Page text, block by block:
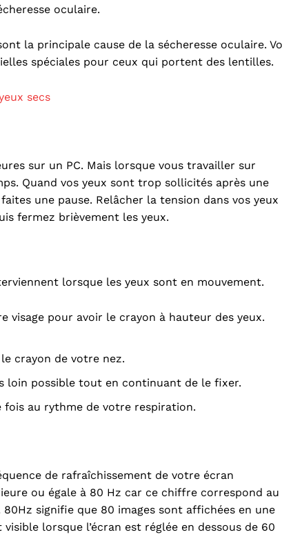
oculaire.
la principale cause de la sécheresse oculaire.
spéciales pour ceux qui portent des lentilles.
secs
sur un PC. Mais lorsque vous travailler sur
Quand vos yeux sont trop sollicités après une
une pause. Relâcher la tension dans vos yeux
fermez brièvement les yeux.
lorsque les yeux sont en mouvement.
visage pour avoir le crayon à hauteur des yeux.
crayon de votre nez.
loin possible tout en continuant de le fixer.
fois au rythme de votre respiration.
de rafraîchissement de votre écran
ou égale à 80 Hz car ce chiffre correspond au
80Hz signifie que 80 images sont affichées en une
lorsque l’écran est réglée en dessous de 60